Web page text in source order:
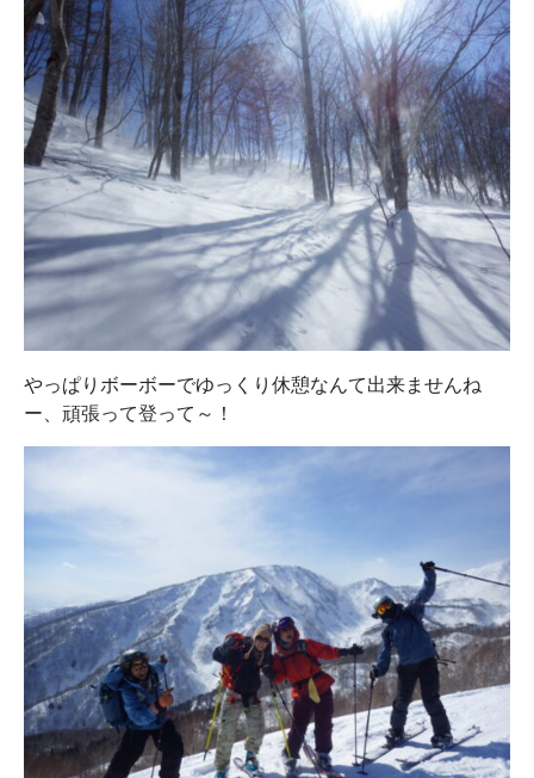
やっぱりボーボーでゆっくり休憩なんて出来ませんね
ー、頑張って登って～！